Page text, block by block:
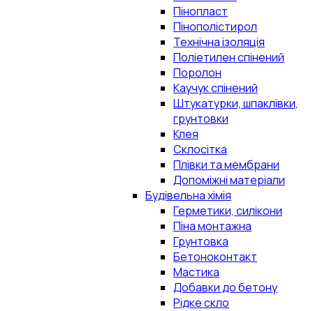
Пінопласт
Пінополістирол
Технічна ізоляція
Поліетилен спінений
Поролон
Каучук спінений
Штукатурки, шпаклівки,
грунтовки
Клея
Склосітка
Плівки та мембрани
Допоміжні матеріали
Будівельна хімія
Герметики, силікони
Піна монтажна
Грунтовка
Бетоноконтакт
Мастика
Добавки до бетону
Рідке скло